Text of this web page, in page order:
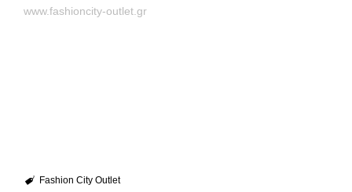
www.fashioncity-outlet.gr
Fashion City Outlet